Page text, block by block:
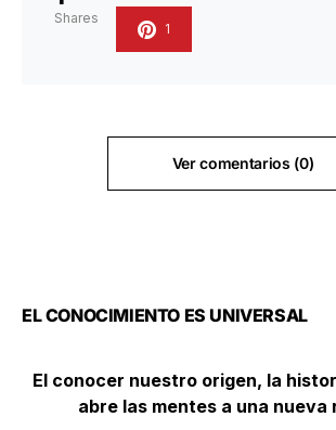
Shares
1
Ver comentarios (0)
EL CONOCIMIENTO ES UNIVERSAL
El conocer nuestro origen, la
abre las mentes a una nueva